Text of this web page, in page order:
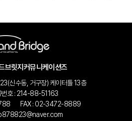
브릿지커뮤니케이션즈
신수동, 거구장) 케이터틀 13층
번호 : 214-88-51163
FAX : 02-3472-8889